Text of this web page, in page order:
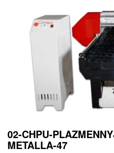
02-CHPU-
METALLA-47